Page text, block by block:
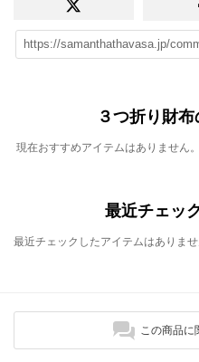
３つ折り財
現在おすすめアイテムはありません。
最近チェッ
最近チェックしたアイテムはありませ
この商品に